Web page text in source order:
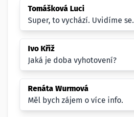
Tomášková Luci
Super, to vychází. Uvidíme se.
Ivo Kříž
Jaká je doba vyhotovení?
Renáta Wurmová
Měl bych zájem o více info.